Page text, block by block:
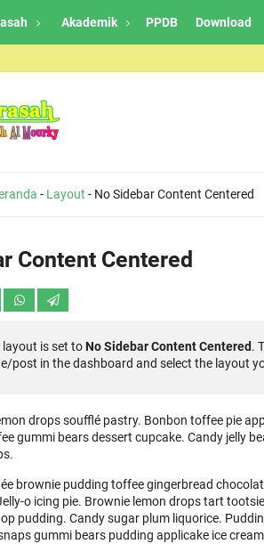
Akademik PPDB Download
- Layout - No Sidebar Content Centered
Content Centered
layout is set toNo Sidebar Content Centered.
post in the dashboard and select the layout
drops soufflé pastry. Bonbon toffee pie
gummi bears dessert cupcake. Candy jelly
brownie pudding toffee gingerbread
o icing pie. Brownie lemon drops tart
pudding. Candy sugar plum liquorice.
gummi bears pudding applicake ice